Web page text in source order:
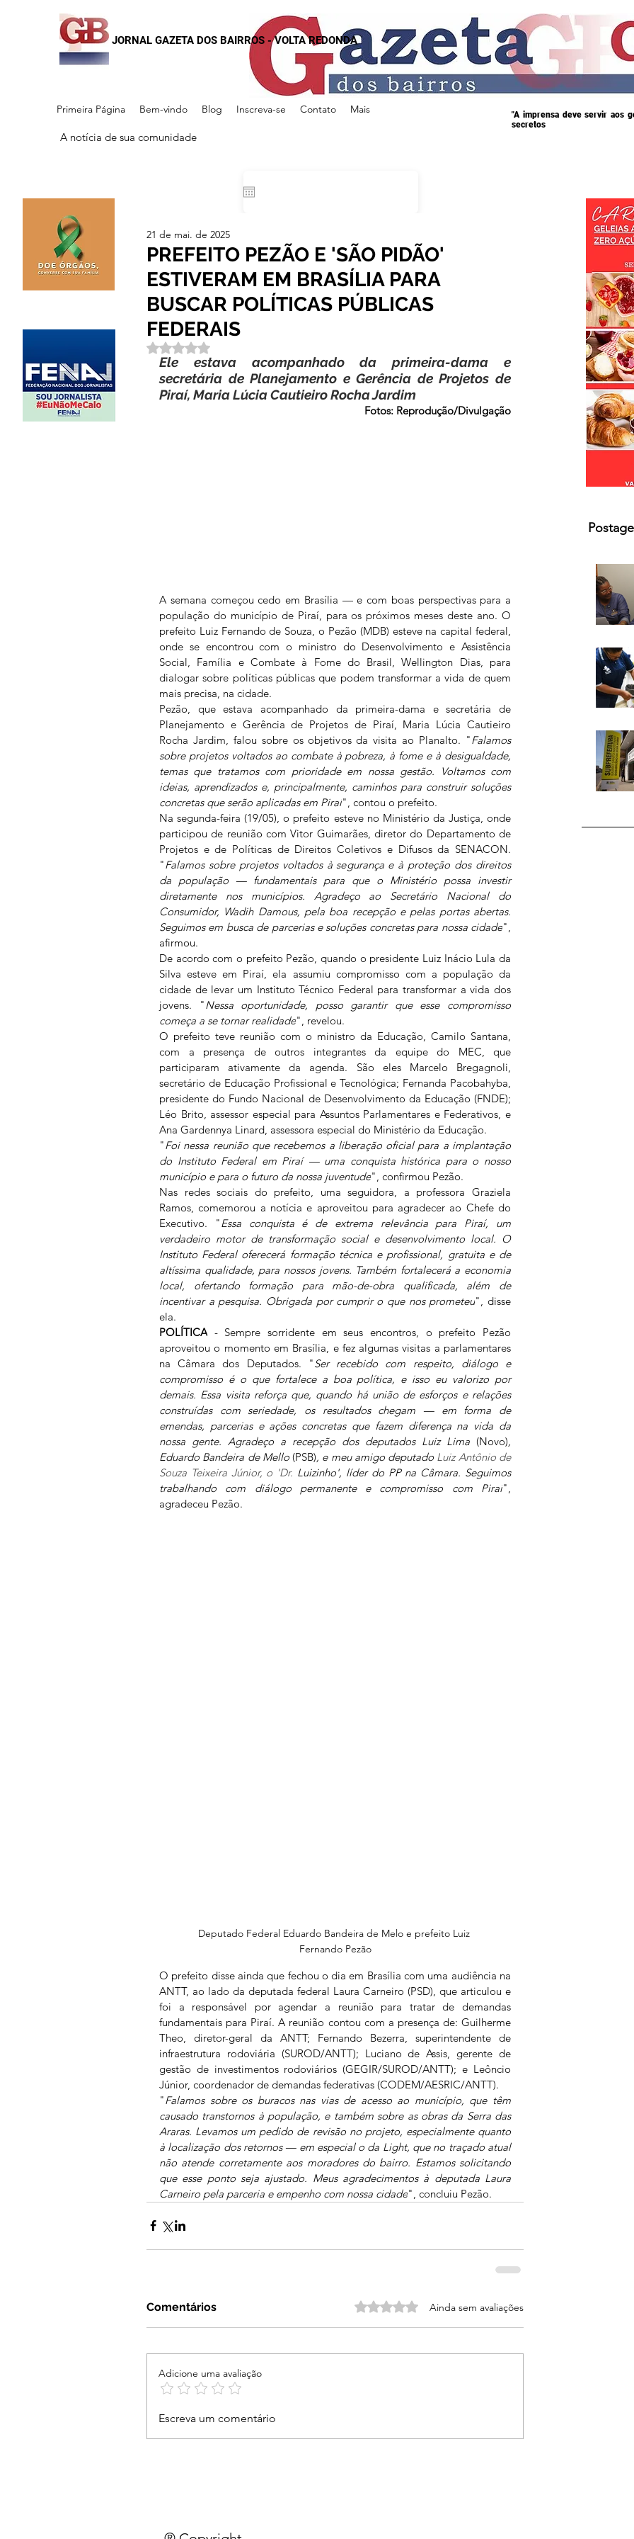
JORNAL GAZETA DOS BAIRROS - VOLTA REDONDA
Primeira Página Bem-vindo Blog Inscreva-se Contato Mais
A notícia de sua comunidade
"A imprensa deve servir aos
secretos
PREFEITO PEZÃO E 'SÃO PIDÃO'
ESTIVERAM EM BRASÍLIA PARA
BUSCAR POLÍTICAS PÚBLICAS
FEDERAIS
21 de mai. de 2025
Avaliado com NaN de 5 estrelas.
Ele estava acompanhado da primeira-dama e
secretária de Planejamento e Gerência de Projetos de
Piraí, Maria Lúcia Cautieiro Rocha Jardim
Fotos: Reprodução/Divulgação
A semana começou cedo em Brasília — e com boas perspectivas para a
população do município de Piraí, para os próximos meses deste ano. O
prefeito Luiz Fernando de Souza, o Pezão (MDB) esteve na capital federal,
onde se encontrou com o ministro do Desenvolvimento e Assistência
Social, Família e Combate à Fome do Brasil, Wellington Dias, para
dialogar sobre políticas públicas que podem transformar a vida de quem
mais precisa, na cidade.
Pezão, que estava acompanhado da primeira-dama e secretária de
Planejamento e Gerência de Projetos de Piraí, Maria Lúcia Cautieiro
Rocha Jardim, falou sobre os objetivos da visita ao Planalto. "Falamos
sobre projetos voltados ao combate à pobreza, à fome e à desigualdade,
temas que tratamos com prioridade em nossa gestão. Voltamos com
ideias, aprendizados e, principalmente, caminhos para construir soluções
concretas que serão aplicadas em Piraí", contou o prefeito.
Na segunda-feira (19/05), o prefeito esteve no Ministério da Justiça, onde
participou de reunião com Vitor Guimarães, diretor do Departamento de
Projetos e de Políticas de Direitos Coletivos e Difusos da SENACON.
"Falamos sobre projetos voltados à segurança e à proteção dos direitos
da população — fundamentais para que o Ministério possa investir
diretamente nos municípios. Agradeço ao Secretário Nacional do
Consumidor, Wadih Damous, pela boa recepção e pelas portas abertas.
Seguimos em busca de parcerias e soluções concretas para nossa cidade",
afirmou.
De acordo com o prefeito Pezão, quando o presidente Luiz Inácio Lula da
Silva esteve em Piraí, ela assumiu compromisso com a população da
cidade de levar um Instituto Técnico Federal para transformar a vida dos
jovens. "Nessa oportunidade, posso garantir que esse compromisso
começa a se tornar realidade", revelou.
O prefeito teve reunião com o ministro da Educação, Camilo Santana,
com a presença de outros integrantes da equipe do MEC, que
participaram ativamente da agenda. São eles Marcelo Bregagnoli,
secretário de Educação Profissional e Tecnológica; Fernanda Pacobahyba,
presidente do Fundo Nacional de Desenvolvimento da Educação (FNDE);
Léo Brito, assessor especial para Assuntos Parlamentares e Federativos, e
Ana Gardennya Linard, assessora especial do Ministério da Educação.
"Foi nessa reunião que recebemos a liberação oficial para a implantação
do Instituto Federal em Piraí — uma conquista histórica para o nosso
município e para o futuro da nossa juventude", confirmou Pezão.
Nas redes sociais do prefeito, uma seguidora, a professora Graziela
Ramos, comemorou a notícia e aproveitou para agradecer ao Chefe do
Executivo. "Essa conquista é de extrema relevância para Piraí, um
verdadeiro motor de transformação social e desenvolvimento local. O
Instituto Federal oferecerá formação técnica e profissional, gratuita e de
altíssima qualidade, para nossos jovens. Também fortalecerá a economia
local, ofertando formação para mão-de-obra qualificada, além de
incentivar a pesquisa. Obrigada por cumprir o que nos prometeu", disse
ela.
POLÍTICA - Sempre sorridente em seus encontros, o prefeito Pezão
aproveitou o momento em Brasília, e fez algumas visitas a parlamentares
na Câmara dos Deputados. "Ser recebido com respeito, diálogo e
compromisso é o que fortalece a boa política, e isso eu valorizo por
demais. Essa visita reforça que, quando há união de esforços e relações
construídas com seriedade, os resultados chegam — em forma de
emendas, parcerias e ações concretas que fazem diferença na vida da
nossa gente. Agradeço a recepção dos deputados Luiz Lima (Novo),
Eduardo Bandeira de Mello (PSB), e meu amigo deputado Luiz Antônio de
Souza Teixeira Júnior, o 'Dr. Luizinho', líder do PP na Câmara. Seguimos
trabalhando com diálogo permanente e compromisso com Piraí",
agradeceu Pezão.
Deputado Federal Eduardo Bandeira de Melo e prefeito Luiz
Fernando Pezão
O prefeito disse ainda que fechou o dia em Brasília com uma audiência na
ANTT, ao lado da deputada federal Laura Carneiro (PSD), que articulou e
foi a responsável por agendar a reunião para tratar de demandas
fundamentais para Piraí. A reunião contou com a presença de: Guilherme
Theo, diretor-geral da ANTT; Fernando Bezerra, superintendente de
infraestrutura rodoviária (SUROD/ANTT); Luciano de Assis, gerente de
gestão de investimentos rodoviários (GEGIR/SUROD/ANTT); e Leôncio
Júnior, coordenador de demandas federativas (CODEM/AESRIC/ANTT).
"Falamos sobre os buracos nas vias de acesso ao município, que têm
causado transtornos à população, e também sobre as obras da Serra das
Araras. Levamos um pedido de revisão no projeto, especialmente quanto
à localização dos retornos — em especial o da Light, que no traçado atual
não atende corretamente aos moradores do bairro. Estamos solicitando
que esse ponto seja ajustado. Meus agradecimentos à deputada Laura
Carneiro pela parceria e empenho com nossa cidade", concluiu Pezão.
Comentários Avaliado com 0 de 5 estrelas.
Ainda sem avaliações
Adicione uma avaliação
Escreva um comentário